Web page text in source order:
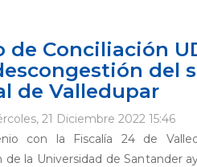
de Conciliación
del
de Valledupar
21 Diciembre 2022 15:46
con la Fiscalía 24 de
de la Universidad de Santander